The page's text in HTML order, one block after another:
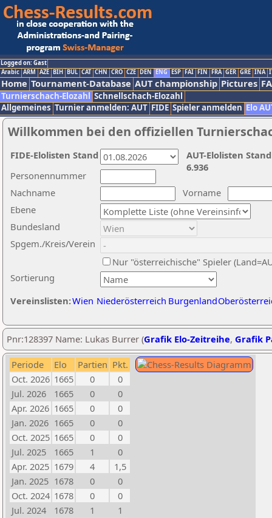
Logged on: Gast
Arabic ARM AZE BIH BUL CAT CHN CRO CZE DEN ENG ESP FAI FIN FRA GER GRE INA
Home Tournament-Database AUT championship Pictures
Turnierschach-Elozahl Schnellschach-Elozahl
Allgemeines Turnier anmelden: AUT FIDE Spieler anmelden Elo
Willkommen bei den offiziellen
Nachname
Vorname
Ebene
Sortierung
Personennummer
Bundesland
Spgem./Kreis/Verein
Nur "österreichische" Spieler
Vereinslisten:Wien Niederösterreich Burgenland
AUT-Elolisten
6.936
FIDE-Elolisten Stand
Pnr:128397 Name: Lukas Burrer (Grafik Elo-Zeitreihe, Grafik
Periode Elo Partien Pkt.
Oct. 2026 1665 0
0
Jul. 2026
1665 0
0
Apr. 2026 1665 0
0
Jan. 2026 1665 0
0
Oct. 2025 1665 0
0
Jul. 2025
1665 1
0
Apr. 2025 1679 4
1,5
Jan. 2025 1678 0
0
Oct. 2024 1678 0
0
Jul. 2024
1678 1
1